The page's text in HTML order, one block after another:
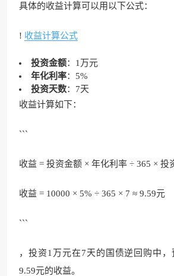
具体的收益计算可以用以下公式：
! 收益计算公式
投资金额：1万元
年化利率：5%
投资天数：7天
收益计算如下：
```
收益 = 投资金额 × 年化利率 ÷ 365 × 投
收益 = 10000 × 5% ÷ 365 × 7 ≈ 9.59元
```
，投资1万元在7天的国债逆回购中
9.59元的收益。